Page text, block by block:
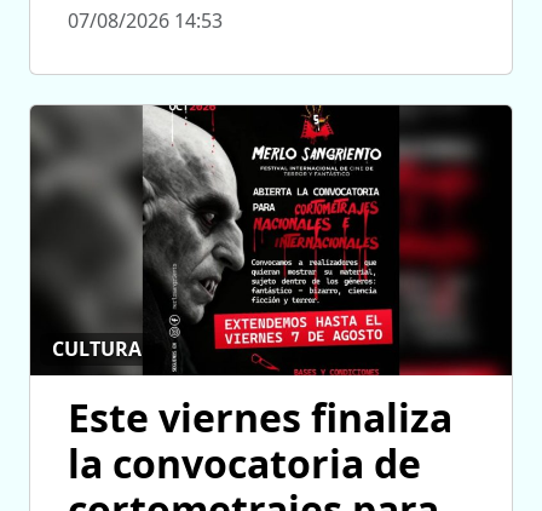
07/08/2026 14:53
CULTURA
Este viernes finaliza
la convocatoria de